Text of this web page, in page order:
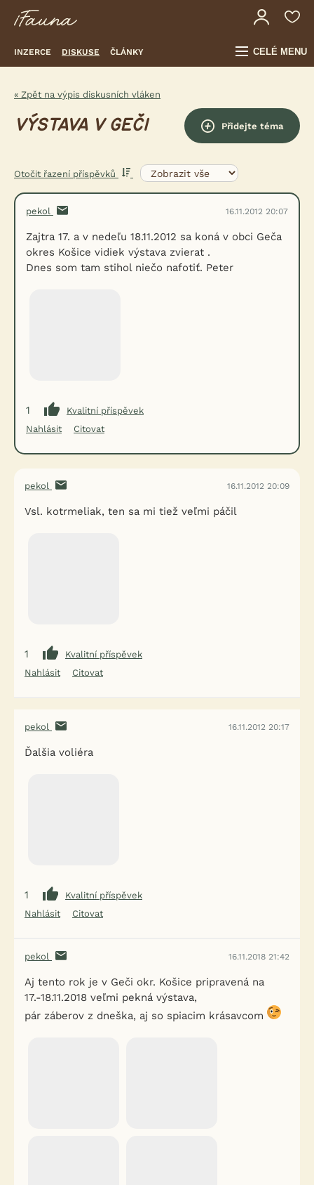
INZERCE DISKUSE ČLÁNKY CELÉ MENU
« Zpět na výpis diskusních vláken
VÝSTAVA V GEČI Přidejte téma
Otočit řazení příspěvků
pekol 16.11.2012 20:07
Zajtra 17. a v nedeľu 18.11.2012 sa koná v obci Geča
okres Košice vidiek výstava zvierat .
Dnes som tam stihol niečo nafotiť. Peter
1
Kvalitní příspěvek
Nahlásit
Citovat
pekol 16.11.2012 20:09
Vsl. kotrmeliak, ten sa mi tiež veľmi páčil
1
Kvalitní příspěvek
Nahlásit
Citovat
pekol 16.11.2012 20:17
Ďalšia voliéra
1
Kvalitní příspěvek
Nahlásit
Citovat
pekol 16.11.2018 21:42
Aj tento rok je v Geči okr. Košice pripravená na
17.-18.11.2018 veľmi pekná výstava,
pár záberov z dneška, aj so spiacim krásavcom